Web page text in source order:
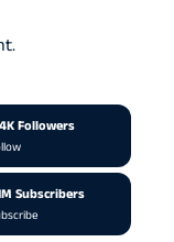
Followers
Subscribers